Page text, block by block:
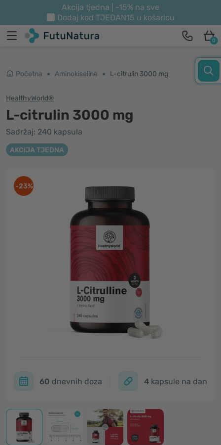
Akcija tjedna | -15% na sve
Dodaj kod TJEDAN15 u košaricu
0
Početna Aminokiseline L-citrulin 3000 mg
HealthyWorld®
L-citrulin 3000 mg
Sadržaj: 240 kapsula
AKCIJA TJEDNA
-23%
60 dnevnih doza 4 kapsule na dan